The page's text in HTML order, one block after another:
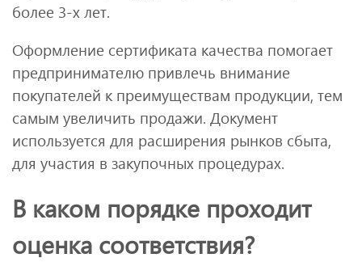
более 3-х лет.
Оформление сертификата качества помогает
предпринимателю привлечь внимание
покупателей к преимуществам продукции, тем
самым увеличить продажи. Документ
используется для расширения рынков сбыта,
для участия в закупочных процедурах.
В каком порядке проходит
оценка соответствия?